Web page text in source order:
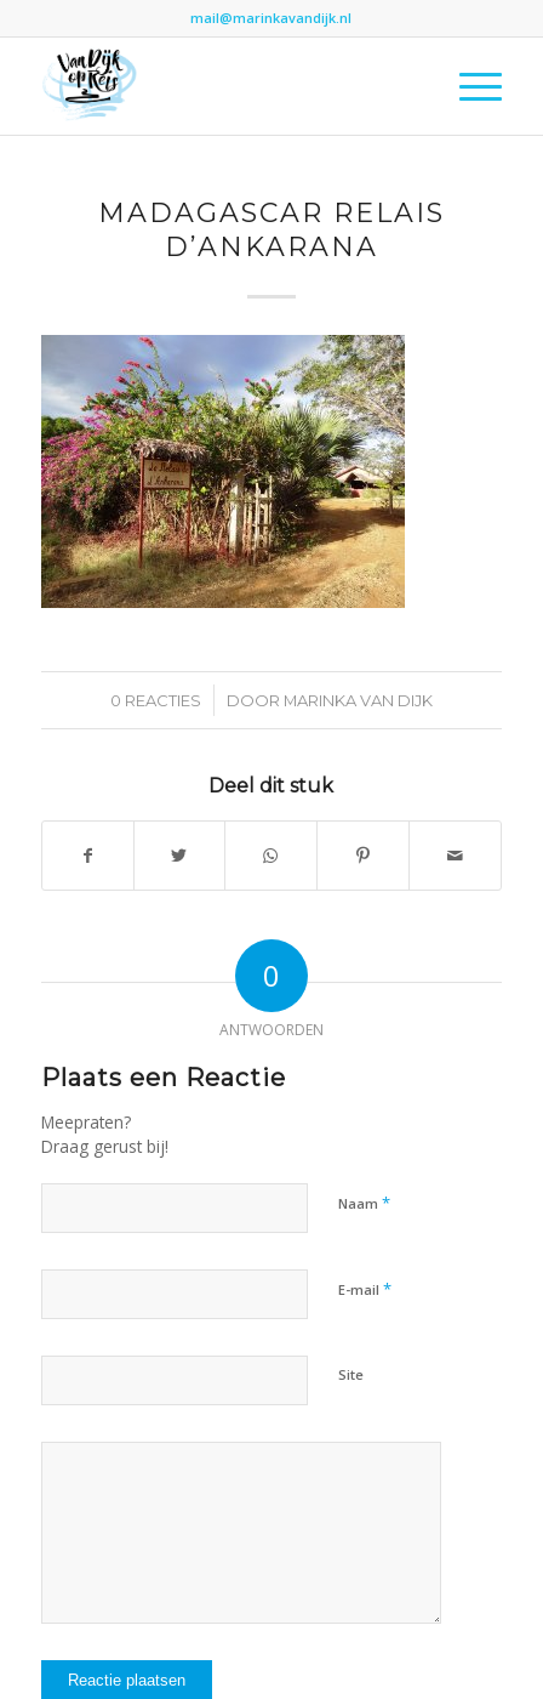
mail@marinkavandijk.nl
MADAGASCAR RELAIS
D’ANKARANA
0 REACTIES
/ DOOR MARINKA VAN DIJK
Deel dit stuk
0
ANTWOORDEN
Plaats een Reactie
Meepraten?
Draag gerust bij!
Naam *
E-mail *
Site